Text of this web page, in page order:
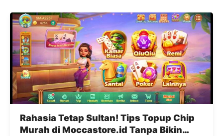
Rahasia Tetap Sultan! Tips Topup Chip
Murah di Moccastore.id Tanpa Bikin